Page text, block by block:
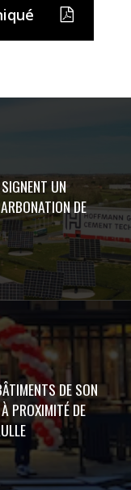
UN
DE
DE SON
PROXIMITÉ DE